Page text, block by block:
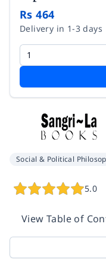
Rs 464
Delivery in 1-3 days
Social & Political
5.0
View Table of